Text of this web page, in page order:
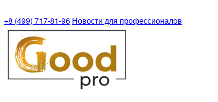
+8 (499) 717-81-96 Новости для профессионалов